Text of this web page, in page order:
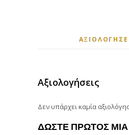
Αξιολογήσεις
Δεν υπάρχει καμία
ΔΏΣΤΕ ΠΡΏΤΟΣ